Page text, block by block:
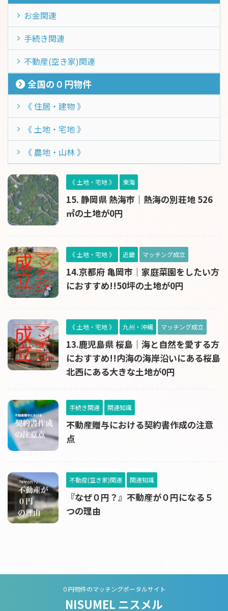
お金関連
手続き関連
不動産(空き家)関連
全国の０円物件
《 住居・建物 》
《 土地・宅地 》
《 農地・山林 》
《 土地・宅地 》 東海
15. 静岡県 熱海市｜熱海の別荘地 526
㎡の土地が0円
《 土地・宅地 》 近畿 マッチング成立
14.京都府 亀岡市｜家庭菜園をしたい方
におすすめ!!50坪の土地が0円
《 土地・宅地 》 九州・沖縄 マッチング成立
13.鹿児島県 桜島｜海と自然を愛する方
におすすめ!!内海の海岸沿いにある桜島
北西にある大きな土地が0円
手続き関連 関連知識
不動産贈与における契約書作成の注意
点
不動産(空き家)関連 関連知識
『なぜ０円？』不動産が０円になる５
つの理由
０円物件のマッチングポータルサイト
NISUMEL ニスメル